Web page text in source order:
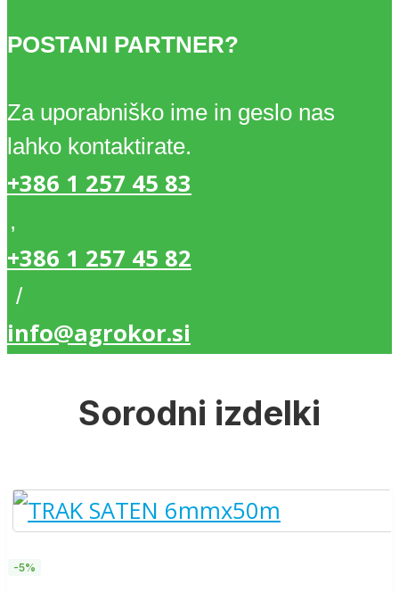
POSTANI PARTNER?
Za uporabniško ime in geslo nas
lahko kontaktirate.
+386 1 257 45 83
,
+386 1 257 45 82
/
info@agrokor.si
Sorodni izdelki
-5%